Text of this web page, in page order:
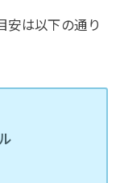
安は以下の通り